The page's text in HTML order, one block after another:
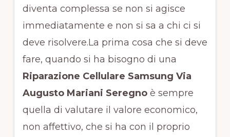
diventa complessa se non si agisce
immediatamente e non si sa a chi ci si
deve risolvere.La prima cosa che si deve
fare, quando si ha bisogno di una
Riparazione Cellulare Samsung Via
Augusto Mariani Seregnoè sempre
quella di valutare il valore economico,
non affettivo, che si ha con il proprio